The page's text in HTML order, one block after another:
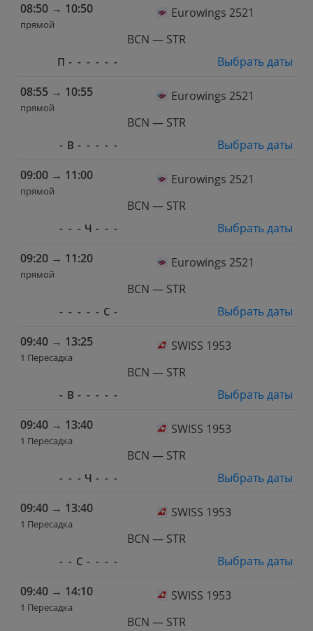
08:50 → 10:50
прямой
Eurowings 2521
BCN — STR
П - - - - - -
Выбрать даты
08:55 → 10:55
прямой
Eurowings 2521
BCN — STR
- В - - - - -
Выбрать даты
09:00 → 11:00
прямой
Eurowings 2521
BCN — STR
- - - Ч - - -
Выбрать даты
09:20 → 11:20
прямой
Eurowings 2521
BCN — STR
- - - - - С -
Выбрать даты
09:40 → 13:25
1 Пересадка
SWISS 1953
BCN — STR
- В - - - - -
Выбрать даты
09:40 → 13:40
1 Пересадка
SWISS 1953
BCN — STR
- - - Ч - - -
Выбрать даты
09:40 → 13:40
1 Пересадка
SWISS 1953
BCN — STR
- - С - - - -
Выбрать даты
09:40 → 14:10
1 Пересадка
SWISS 1953
BCN — STR